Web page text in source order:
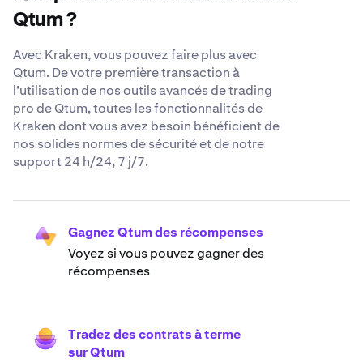
Qtum ?
Avec Kraken, vous pouvez faire plus avec
Qtum. De votre première transaction à
l’utilisation de nos outils avancés de trading
pro de Qtum, toutes les fonctionnalités de
Kraken dont vous avez besoin bénéficient de
nos solides normes de sécurité et de notre
support 24 h/24, 7 j/7.
Gagnez Qtum des récompenses
Voyez si vous pouvez gagner des
récompenses
Tradez des contrats à terme
sur Qtum